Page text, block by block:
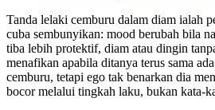
Tanda lelaki cemburu dalam diam ialah
cuba sembunyikan: mood berubah bila
tiba lebih protektif, diam atau dingin
menafikan apabila ditanya terus sama
cemburu, tetapi ego tak benarkan dia
bocor melalui tingkah laku, bukan kata-